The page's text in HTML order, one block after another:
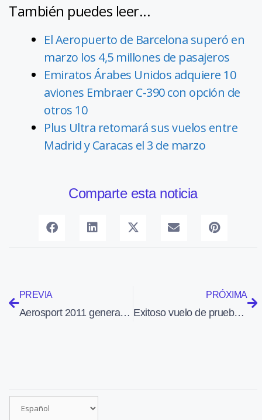
También puedes leer...
El Aeropuerto de Barcelona superó en
marzo los 4,5 millones de pasajeros
Emiratos Árabes Unidos adquiere 10
aviones Embraer C-390 con opción de
otros 10
Plus Ultra retomará sus vuelos entre
Madrid y Caracas el 3 de marzo
Comparte esta noticia
PREVIA
Aerosport 2011 genera negocios por valor de casi un millón de euros
PRÓXIMA
Exitoso vuelo de prueba de la nave SS2 de Virgin Galactic